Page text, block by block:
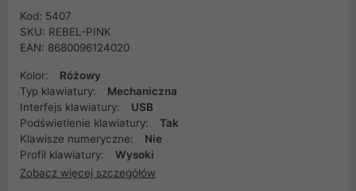
Kod: 5407
SKU: REBEL-PINK
EAN: 8680096124020
Kolor:
Różowy
Typ klawiatury:
Mechaniczna
Interfejs klawiatury:
USB
Podświetlenie klawiatury:
Tak
Klawisze numeryczne:
Nie
Profil klawiatury:
Wysoki
Zobacz więcej szczegółów